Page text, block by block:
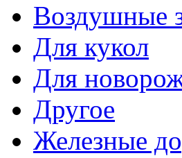
Воздушные
Для кукол
Для
Другое
Железные